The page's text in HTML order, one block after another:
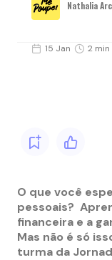
Nathalia
15 Jan 2
O que você
pessoais?
financeira e a
Mas não é só
turma da